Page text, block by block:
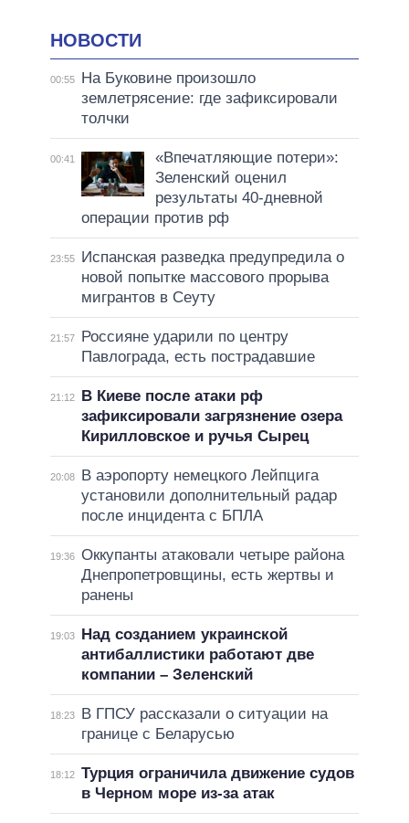
НОВОСТИ
00:55
На Буковине произошло
землетрясение: где зафиксировали
толчки
00:41
«Впечатляющие потери»:
Зеленский оценил
результаты 40-дневной
операции против рф
23:55
Испанская разведка предупредила о
новой попытке массового прорыва
мигрантов в Сеуту
21:57
Россияне ударили по центру
Павлограда, есть пострадавшие
21:12
В Киеве после атаки рф
зафиксировали загрязнение озера
Кирилловское и ручья Сырец
20:08
В аэропорту немецкого Лейпцига
установили дополнительный радар
после инцидента с БПЛА
19:36 Оккупанты атаковали четыре района
Днепропетровщины, есть жертвы и
ранены
19:03
Над созданием украинской
антибаллистики работают две
компании – Зеленский
18:23
В ГПСУ рассказали о ситуации на
границе с Беларусью
18:12 Турция ограничила движение судов
в Черном море из-за атак